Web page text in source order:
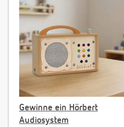
Gewinne ein Hörbert
Audiosystem